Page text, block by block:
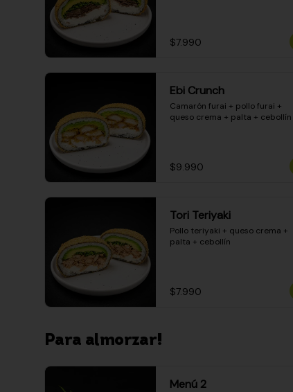
$7.990
Ebi Crunch
Camarón furai + pollo furai +
queso crema + palta + cebollín
$9.990
Tori Teriyaki
Pollo teriyaki + queso crema +
palta + cebollín
$7.990
Para almorzar!
Menú 2